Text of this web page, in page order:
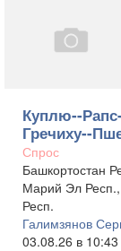
Куплю--
Гречиху--
Спрос
Башкортостан
Марий Эл
Респ.
Галимзянов
03.08.26 в 10:43